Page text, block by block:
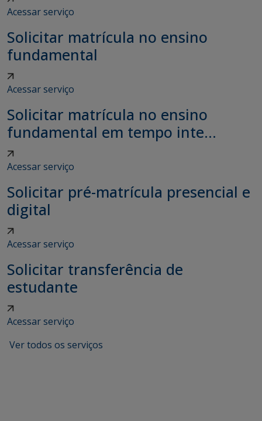
Acessar serviço
Solicitar matrícula no ensino
fundamental
Acessar serviço
Solicitar matrícula no ensino
fundamental em tempo inte...
Acessar serviço
Solicitar pré-matrícula presencial e
digital
Acessar serviço
Solicitar transferência de
estudante
Acessar serviço
Ver todos os serviços